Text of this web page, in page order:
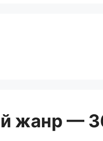
жанр —